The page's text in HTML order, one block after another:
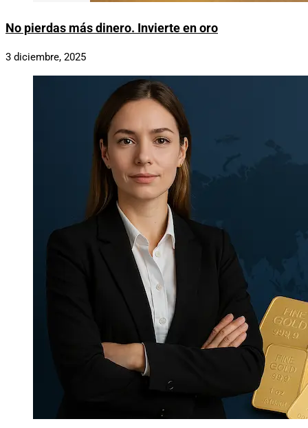
No pierdas más dinero. Invierte en oro
3 diciembre, 2025